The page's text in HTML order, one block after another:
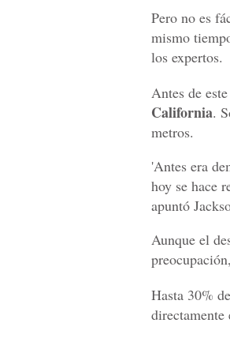
Pero no es
mismo
los expertos.
Antes de
California.
metros.
'Antes era
hoy se hace
apuntó
Aunque el
Hasta 30% de
directamente